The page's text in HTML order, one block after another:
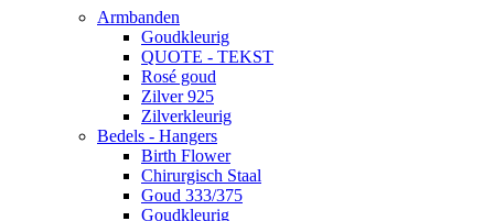
Armbanden
Goudkleurig
QUOTE - TEKST
Rosé goud
Zilver 925
Zilverkleurig
Bedels - Hangers
Birth Flower
Chirurgisch Staal
Goud 333/375
Goudkleurig